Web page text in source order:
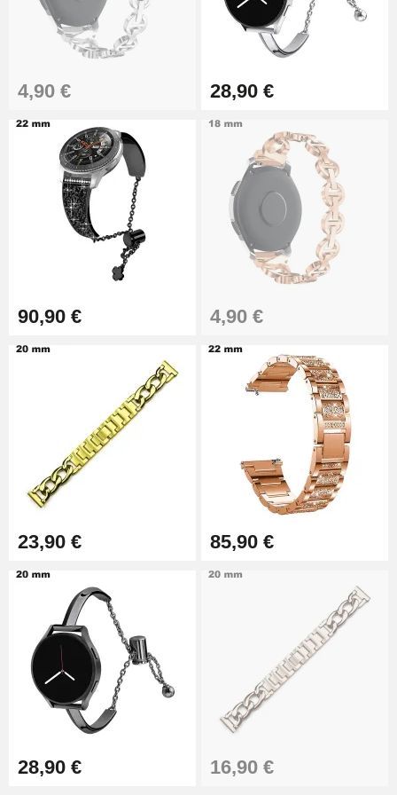
Montre Professionnel
49,92 €
Outil Bracelet Montre pas cher
Kit pour Raccourcir Bracelet
Montre
7,90 €
Kit Réparation Montre Débutant
Pied à Coulisse Numérique
9,90 €
Marteau Horloger pour Goupille
Montre Métal
13,90 €
Boîte Pompe Bracelet Montre -
4,90 € 28,90 €
90,90 € 4,90 €
23,90 € 85,90 €
28,90 € 16,90 €